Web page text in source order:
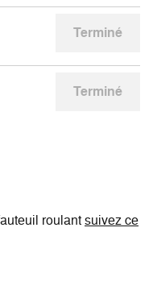
Terminé
Terminé
roulantsuivez ce